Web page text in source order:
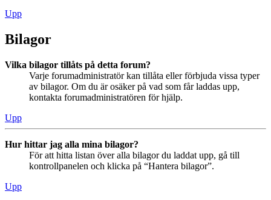
Upp
Bilagor
Vilka bilagor tillåts på detta forum?
Varje forumadministratör kan tillåta eller förbjuda vissa typer
av bilagor. Om du är osäker på vad som får laddas upp,
kontakta forumadministratören för hjälp.
Upp
Hur hittar jag alla mina bilagor?
För att hitta listan över alla bilagor du laddat upp, gå till
kontrollpanelen och klicka på “Hantera bilagor”.
Upp